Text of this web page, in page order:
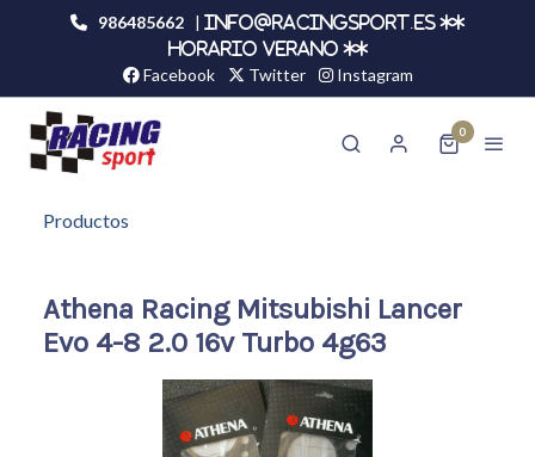
986485662 |
info@racingsport.es **
HORARIO VERANO **
Facebook Twitter Instagram
0
Productos
Athena Racing Mitsubishi Lancer
Evo 4-8 2.0 16v Turbo 4g63